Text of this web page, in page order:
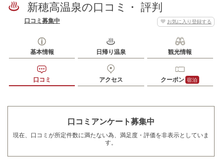
新穂高温泉の口コミ・ 評判
お気に入り登録する
口コミ募集中
基本情報 日帰り温泉 観光情報
口コミ アクセス クーポン 宿泊
口コミアンケート募集中
現在、口コミが所定件数に満たない為、満足度・評価を非表示としていま
す。